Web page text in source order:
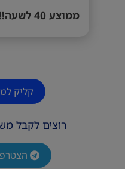
ממוצע 40 לשעה!!
קליק
רוצים לקבל